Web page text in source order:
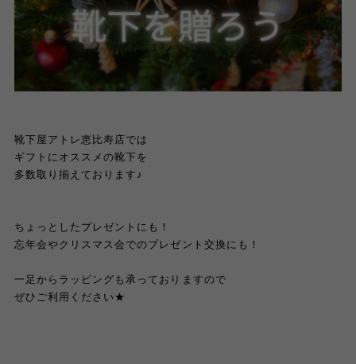
靴下屋アトレ恵比寿店では
ギフトにオススメの靴下を
多数取り揃えております♪
ちょっとしたプレゼントにも！
忘年会やクリスマス会でのプレゼント交換にも！
一足からラッピングも承っておりますので
ぜひご利用ください★